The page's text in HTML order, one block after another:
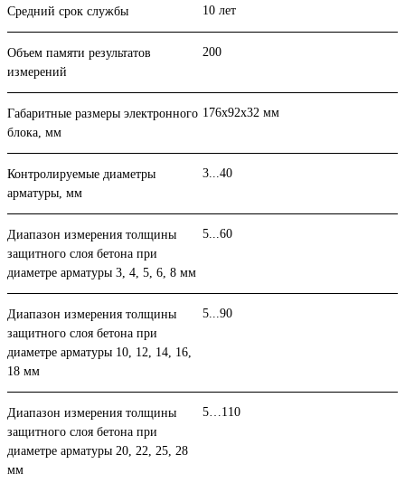
Средний срок службы 10 лет
Объем памяти результатов
измерений
200
Габаритные размеры электронного
блока, мм
176х92х32 мм
Контролируемые диаметры
арматуры, мм
3...40
Диапазон измерения толщины
защитного слоя бетона при
диаметре арматуры 3, 4, 5, 6, 8 мм
5...60
Диапазон измерения толщины
защитного слоя бетона при
диаметре арматуры 10, 12, 14, 16,
18 мм
5...90
Диапазон измерения толщины
защитного слоя бетона при
диаметре арматуры 20, 22, 25, 28
мм
5…110